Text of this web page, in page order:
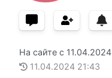
На сайте с 11.04.2024
11.04.2024 21:43